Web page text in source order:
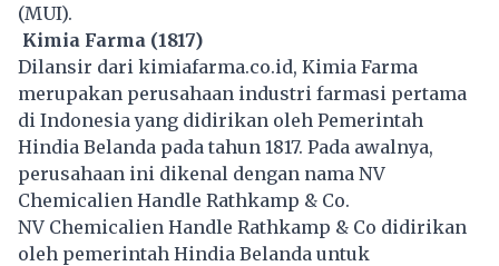
(MUI).
Kimia Farma (1817)
Dilansir dari kimiafarma.co.id, Kimia Farma
merupakan perusahaan industri farmasi pertama
di Indonesia yang didirikan oleh Pemerintah
Hindia Belanda pada tahun 1817. Pada awalnya,
perusahaan ini dikenal dengan nama NV
Chemicalien Handle Rathkamp & Co.
NV Chemicalien Handle Rathkamp & Co didirikan
oleh pemerintah Hindia Belanda untuk